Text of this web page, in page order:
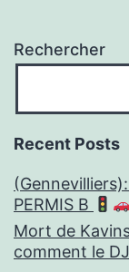
Rechercher
Recent Posts
(Gennevilliers):
PERMIS B
Mort de
comment le